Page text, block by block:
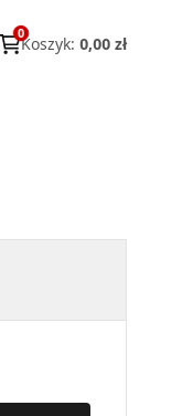
0
Koszyk: 0,00 zł